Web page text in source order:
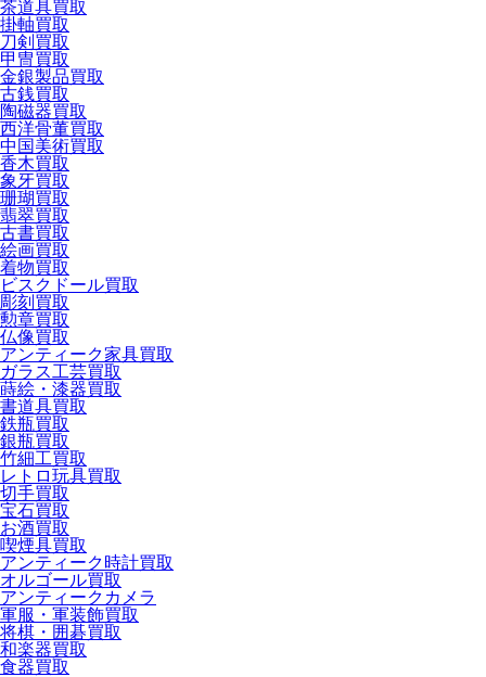
茶道具買取
掛軸買取
刀剣買取
甲冑買取
金銀製品買取
古銭買取
陶磁器買取
西洋骨董買取
中国美術買取
香木買取
象牙買取
珊瑚買取
翡翠買取
古書買取
絵画買取
着物買取
ビスクドール買取
彫刻買取
勲章買取
仏像買取
アンティーク家具買取
ガラス工芸買取
蒔絵・漆器買取
書道具買取
鉄瓶買取
銀瓶買取
竹細工買取
レトロ玩具買取
切手買取
宝石買取
お酒買取
喫煙具買取
アンティーク時計買取
オルゴール買取
アンティークカメラ
軍服・軍装飾買取
将棋・囲碁買取
和楽器買取
食器買取